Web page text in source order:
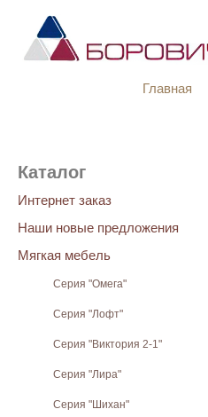
Главная
Каталог
Интернет заказ
Наши новые предложения
Мягкая мебель
Серия "Омега"
Серия "Лофт"
Серия "Виктория 2-1"
Серия "Лира"
Серия "Шихан"